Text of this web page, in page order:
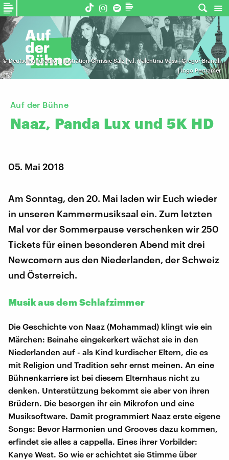
©Deutschlandradio | Illustration Chrissie Salz | v.l. Valentina Voss | Gregor Brändli
| Ingo Pertramer
Auf der Bühne
Naaz, Panda Lux und 5K HD
05. Mai 2018
Am Sonntag, den 20. Mai laden wir Euch wieder
in unseren Kammermusiksaal ein. Zum letzten
Mal vor der Sommerpause verschenken wir 250
Tickets für einen besonderen Abend mit drei
Newcomern aus den Niederlanden, der Schweiz
und Österreich.
Musik aus dem Schlafzimmer
Die Geschichte von Naaz (Mohammad) klingt wie ein
Märchen: Beinahe eingekerkert wächst sie in den
Niederlanden auf - als Kind kurdischer Eltern, die es
mit Religion und Tradition sehr ernst meinen. An eine
Bühnenkarriere ist bei diesem Elternhaus nicht zu
denken. Unterstützung bekommt sie aber von ihren
Brüdern. Die besorgen ihr ein Mikrofon und eine
Musiksoftware. Damit programmiert Naaz erste eigene
Songs: Bevor Harmonien und Grooves dazu kommen,
erfindet sie alles a cappella. Eines ihrer Vorbilder:
Kanye West. So wie er schichtet sie Stimme über